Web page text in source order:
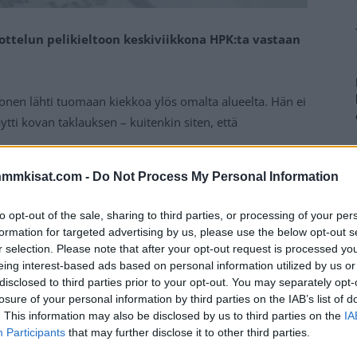
- Do Not Process My Personal Information
opt-out of the sale, sharing to third parties, or processing of your
for targeted advertising by us, please use the below opt-out
selection. Please note that after your opt-out request is processed
interest-based ads based on personal information utilized by us
to third parties prior to your opt-out. You may separately
of your personal information by third parties on the IAB’s list of
This information may also be disclosed by us to third parties on the
Participants that may further disclose it to other third parties.
pelikieltoon keskiviikkona HPK:ta vastaan
lähti tuomaan kiekkoa ylös omalta alueelta. Hän ei
kovan taklauksen – kuitenkin siten, että
nyt Liigan kurinpito on antanut oman päätöksensä
Rafkinille.
Mainos: